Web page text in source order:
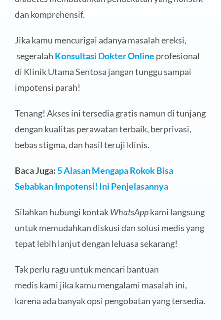
dan komprehensif.
Jika kamu mencurigai adanya masalah ereksi,
segeralah Konsultasi Dokter Online profesional
di Klinik Utama Sentosa jangan tunggu sampai
impotensi parah!
Tenang! Akses ini tersedia gratis namun di tunjang
dengan kualitas perawatan terbaik, berprivasi,
bebas stigma, dan hasil teruji klinis.
Baca Juga:5 Alasan Mengapa Rokok Bisa
Sebabkan Impotensi! Ini Penjelasannya
Silahkan hubungi kontakWhatsAppkami langsung
untuk memudahkan diskusi dan solusi medis yang
tepat lebih lanjut dengan leluasa sekarang!
Tak perlu ragu untuk mencari bantuan
medis kami jika kamu mengalami masalah ini,
karena ada banyak opsi pengobatan yang tersedia.